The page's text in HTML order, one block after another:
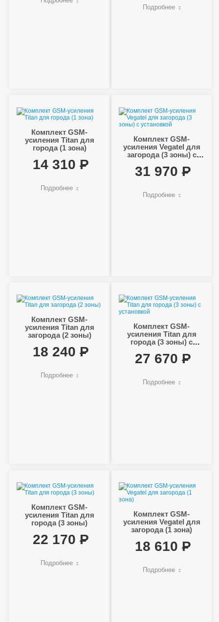
Подробнее
Комплект GSM-
усиления Titan для
города (1 зона)
14 310
Подробнее
Комплект GSM-
усиления Vegatel для
загорода (3 зоны) с
31 970
Подробнее
Комплект GSM-
усиления Titan для
загорода (2 зоны)
18 240
Подробнее
Комплект GSM-
усиления Titan для
города (3 зоны) с
27 670
Подробнее
Комплект GSM-
усиления Titan для
города (3 зоны)
22 170
Подробнее
Комплект GSM-
усиления Vegatel для
загорода (1 зона)
18 610
Подробнее